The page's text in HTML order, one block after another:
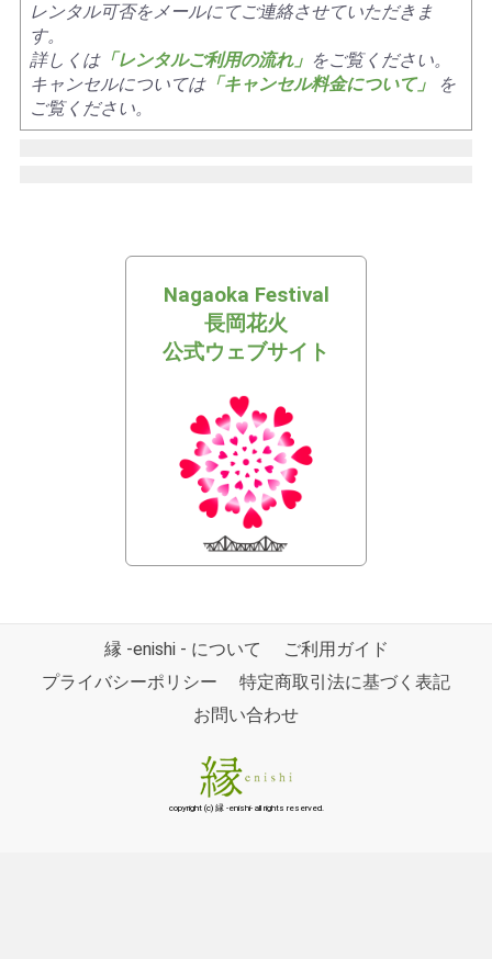
レンタル可否をメールにてご連絡させていただきま
す。
詳しくは「レンタルご利用の流れ」 をご覧ください。
キャンセルについては「キャンセル料金について」
を
ご覧ください。
Nagaoka Festival
長岡花火
公式ウェブサイト
縁 -enishi - について
ご利用ガイド
プライバシーポリシー
特定商取引法に基づく表記
お問い合わせ
copyright (c) 縁 -enishi- all rights reserved.